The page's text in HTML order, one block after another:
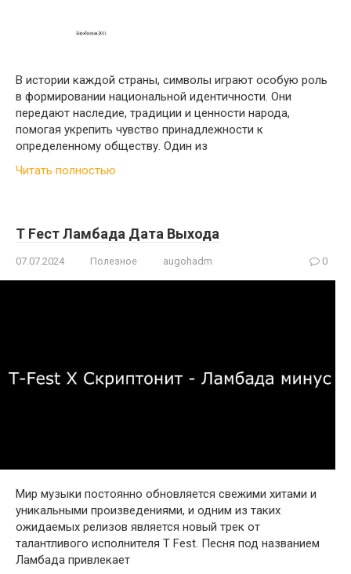
В истории каждой страны, символы играют особую роль
в формировании национальной идентичности. Они
передают наследие, традиции и ценности народа,
помогая укрепить чувство принадлежности к
определенному обществу. Один из
Читать полностью
T Fест Ламбада Дата Выхода
07.07.2024 Полезное augohadm 0
Мир музыки постоянно обновляется свежими хитами и
уникальными произведениями, и одним из таких
ожидаемых релизов является новый трек от
талантливого исполнителя T Fest. Песня под названием
Ламбада привлекает